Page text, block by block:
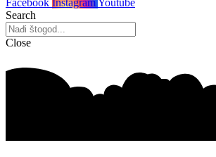
Facebook InstagramYoutube
Search
Close